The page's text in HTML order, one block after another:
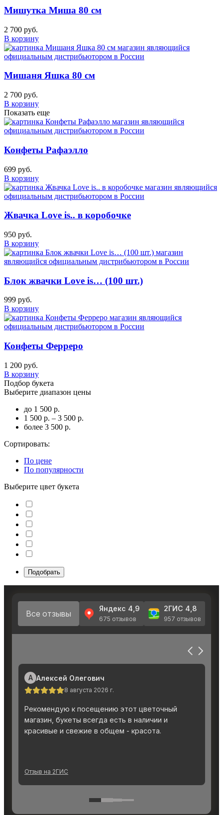
Мишутка Миша 80 см
2 700 руб.
В корзину
Мишаня Яшка 80 см
2 700 руб.
В корзину
Показать еще
Конфеты Рафаэлло
699 руб.
В корзину
Жвачка Love is.. в коробочке
950 руб.
В корзину
Блок жвачки Love is… (100 шт.)
999 руб.
В корзину
Конфеты Ферреро
1 200 руб.
В корзину
Подбор букета
Выберите диапазон цены
до 1 500 р.
1 500 р. – 3 500 р.
более 3 500 р.
Сортировать:
По цене
По популярности
Выберите цвет букета
Подобрать